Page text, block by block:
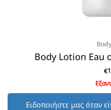
Body Lotion Eau
€
Eιδοποιήστε μας όταν